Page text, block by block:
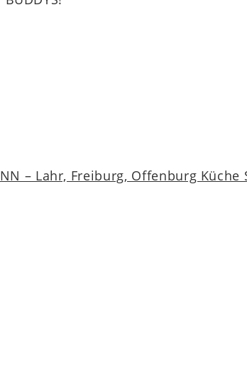
– Lahr, Freiburg, Offenburg